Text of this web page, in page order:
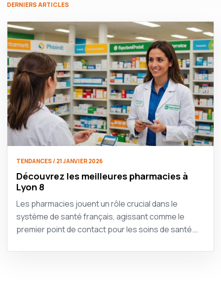
DERNIERS ARTICLES
TENDANCES / 21 JANVIER 2026
Découvrez les meilleures pharmacies à
Lyon 8
Les pharmacies jouent un rôle crucial dans le
système de santé français, agissant comme le
premier point de contact pour les soins de santé.…